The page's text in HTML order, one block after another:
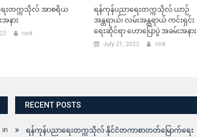
ေးတက္ကသိုလ် အာစရိယ
နား
root
ရန်ကုန်ပညာရေးတက္ကသိုလ် ယာဉ်
အန္တရာယ်၊ လမ်းအန္တရာယ် ကင်းရှင်း
ရေးဆိုင်ရာ ဟောပြောပွဲ အခမ်းအနား
July 21, 2022 root
RECENT POSTS
ရန်ကုန်ပညာရေးတက္ကသိုလ် နိုင်ငံတကာစာတတ်မြောက်ရေး